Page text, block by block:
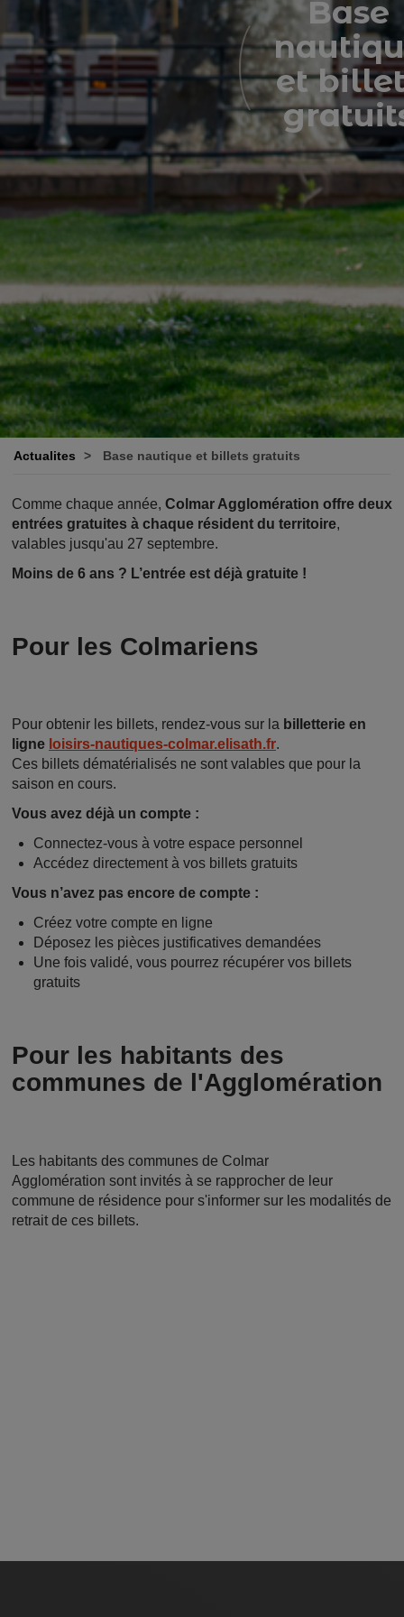
Base
et
Actualites Base nautique et billets gratuits
Comme chaque année, Colmar Agglomération offre deux
entrées gratuites à chaque résident du territoire,
valables jusqu'au 27 septembre.
Moins de 6 ans ? L’entrée est déjà gratuite !
Pour les Colmariens
Pour obtenir les billets, rendez-vous sur la billetterie en
ligne loisirs-nautiques-colmar.elisath.fr.
Ces billets dématérialisés ne sont valables que pour la
saison en cours.
Vous avez déjà un compte :
Connectez-vous à votre espace personnel
Accédez directement à vos billets gratuits
Vous n’avez pas encore de compte :
Créez votre compte en ligne
Déposez les pièces justificatives demandées
Une fois validé, vous pourrez récupérer vos billets
gratuits
Pour les habitants des
communes de l'Agglomération
Les habitants des communes de Colmar
Agglomération sont invités à se rapprocher de leur
commune de résidence pour s'informer sur les modalités de
retrait de ces billets.